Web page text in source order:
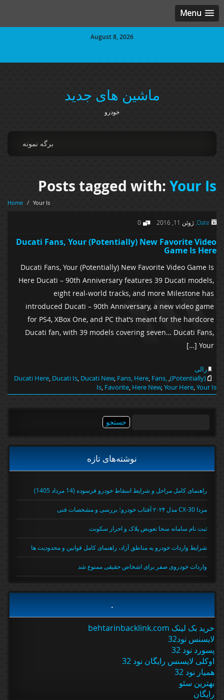
Menu
August 8, 2026
ماشین های جدید
خودرو
برگه نمونه
Posts tagged with:Your Is
Home / Your Is
Date: ژوئن 11, 2016 0
Ducati Fans, Your (Potentially) New Favorite Video
Game Is Here
Ducati Fans, Your (Potentially) New Favorite Video Game Is
Here Ducati – 90th Anniversary features 39 Ducati models,
eight real-world tracks, and more Milestone has
introduced Ducati – 90th Anniversary, a new video game
for PS4, XBox One, and PC that’s meant for the hardcore
Ducati fan, with 39 models covering seven… Ducati Fans,
Your […]
رالی
,
Ducati Here,Ducati Is,Ducati New,Fans, Here,Fans,
Is,Favorite,Here New,Your Here,Your Is
نوشته‌های تازه
راهنمای کامل مراحل و شرایط اسقاط خودرو فرسوده (14 مرداد 1405)
مزدا CX-30 مدل ۲۰۲۴ آفتاب خودرو؛ بررسی و مشخصات فنی
ثبت نام سامانه سخا تعویض پلاک و احراز سکونت
شرایط واردات خودرو به مناطق آزاد، راهنمای کامل قوانین و محدودیت ها
واردات خودروی صفر برای اشخاص حقیقی ممنوع شد
خرید بک لینک behtarinbacklink.com
لایسنس نود32
پسورد نود 32
اوکلی لایسنس رایگان نود 32
همیار نود 32
بهترین سئو
رایگان